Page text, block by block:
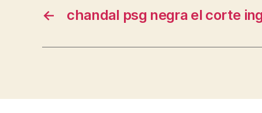
← chandal psg negra el corte